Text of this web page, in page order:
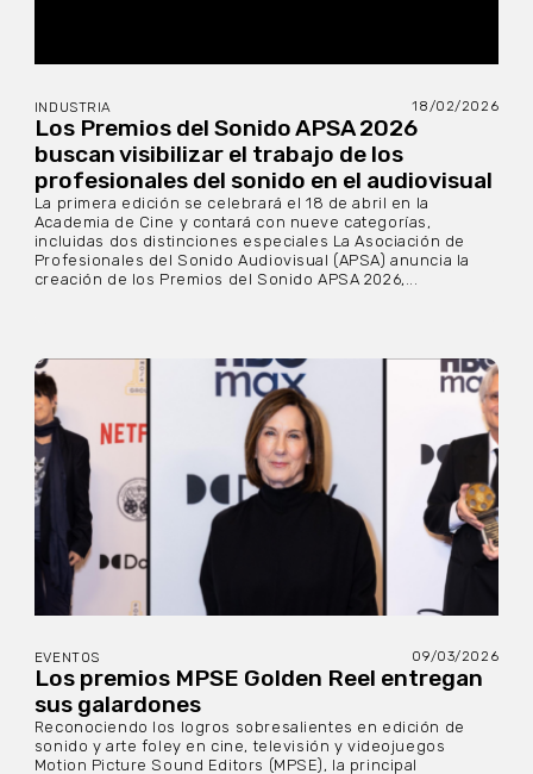
INDUSTRIA 18/02/2026
Los Premios del Sonido APSA 2026
buscan visibilizar el trabajo de los
profesionales del sonido en el audiovisual
La primera edición se celebrará el 18 de abril en la
Academia de Cine y contará con nueve categorías,
incluidas dos distinciones especiales La Asociación de
Profesionales del Sonido Audiovisual (APSA) anuncia la
creación de los Premios del Sonido APSA 2026,...
EVENTOS 09/03/2026
Los premios MPSE Golden Reel entregan
sus galardones
Reconociendo los logros sobresalientes en edición de
sonido y arte foley en cine, televisión y videojuegos
Motion Picture Sound Editors (MPSE), la principal